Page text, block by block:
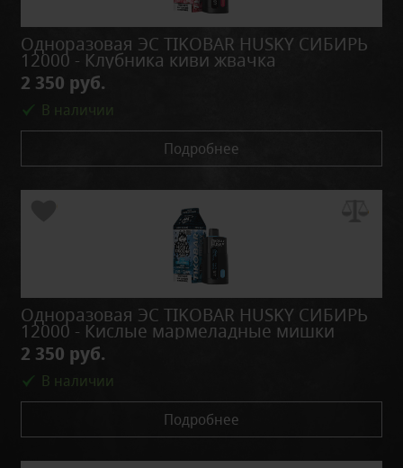
Одноразовая ЭС TIKOBAR HUSKY СИБИРЬ
12000 - Клубника киви жвачка
2 350 руб.
В наличии
Подробнее
Одноразовая ЭС TIKOBAR HUSKY СИБИРЬ
12000 - Кислые мармеладные мишки
2 350 руб.
В наличии
Подробнее